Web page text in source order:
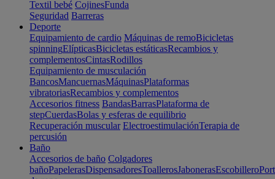
Textil bebé CojinesFunda
Seguridad Barreras
Deporte
Equipamiento de cardio Máquinas de remoBicicletas
spinningElípticasBicicletas estáticasRecambios y
complementosCintasRodillos
Equipamiento de musculación
BancosMancuernasMáquinasPlataformas
vibratoriasRecambios y complementos
Accesorios fitness BandasBarrasPlataforma de
stepCuerdasBolas y esferas de equilibrio
Recuperación muscular ElectroestimulaciónTerapia de
percusión
Baño
Accesorios de baño Colgadores
bañoPapelerasDispensadoresToallerosJabonerasEscobillero